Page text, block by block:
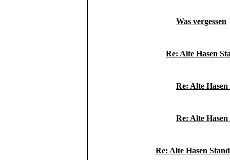
Was vergessen
Re: Alte Hasen
Re: Alte
Re: Alte
Re: Alte Hasen